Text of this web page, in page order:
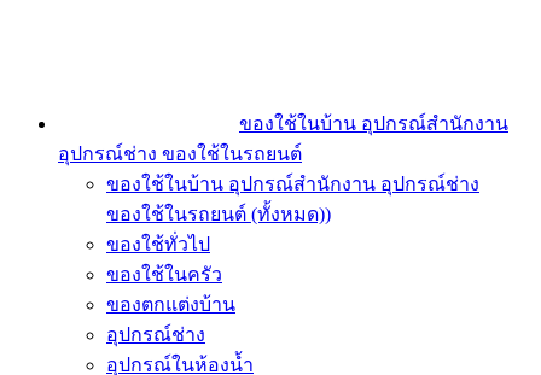
ของใช้ในบ้าน อุปกรณ์สำนักงาน
อุปกรณ์ช่าง ของใช้ในรถยนต์
ของใช้ในบ้าน อุปกรณ์สำนักงาน อุปกรณ์ช่าง
ของใช้ในรถยนต์ (ทั้งหมด))
ของใช้ทั่วไป
ของใช้ในครัว
ของตกแต่งบ้าน
อุปกรณ์ช่าง
อุปกรณ์ในห้องน้ำ